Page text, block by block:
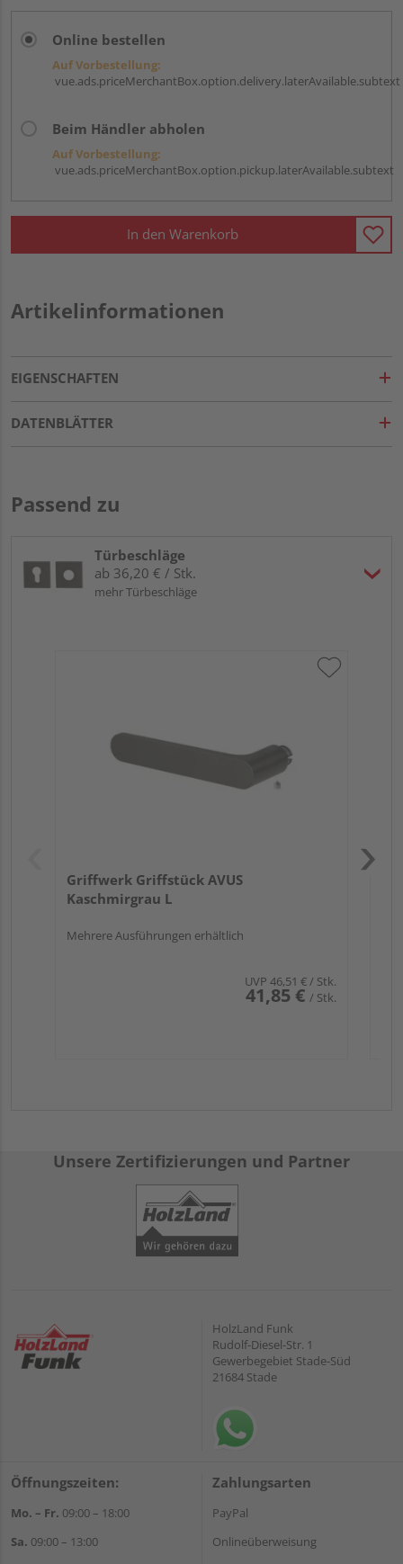
Online bestellen
Auf Vorbestellung:
vue.ads.priceMerchantBox.option.delivery.laterAvailable.subtext
Beim Händler abholen
Auf Vorbestellung:
vue.ads.priceMerchantBox.option.pickup.laterAvailable.subtext
In den Warenkorb
Artikelinformationen
EIGENSCHAFTEN
DATENBLÄTTER
Passend zu
Türbeschläge
ab 36,20 € / Stk.
mehr Türbeschläge
Griffwerk Griffstück AVUS
Kaschmirgrau L
Mehrere Ausführungen erhältlich
UVP 46,51 €/ Stk.
41,85 € / Stk.
Unsere Zertifizierungen und Partner
HolzLand Funk
Rudolf-Diesel-Str. 1
Gewerbegebiet Stade-Süd
21684 Stade
Öffnungszeiten:
Mo. – Fr. 09:00 – 18:00
Sa. 09:00 – 13:00
Zahlungsarten
PayPal
Onlineüberweisung